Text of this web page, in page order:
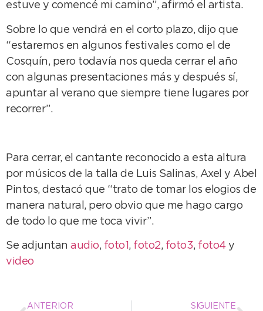
estuve y comencé mi camino”, afirmó el artista.
Sobre lo que vendrá en el corto plazo, dijo que
“estaremos en algunos festivales como el de
Cosquín, pero todavía nos queda cerrar el año
con algunas presentaciones más y después sí,
apuntar al verano que siempre tiene lugares por
recorrer”.
Para cerrar, el cantante reconocido a esta altura
por músicos de la talla de Luis Salinas, Axel y Abel
Pintos, destacó que “trato de tomar los elogios de
manera natural, pero obvio que me hago cargo
de todo lo que me toca vivir”.
Se adjuntan audio, foto1 , foto2, foto3, foto4 y
video
ANTERIOR SIGUIENTE